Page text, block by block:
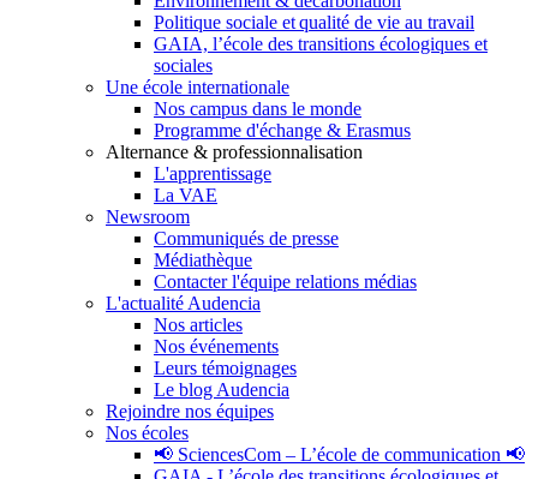
Politique sociale et qualité de vie au travail
GAIA, l’école des transitions écologiques et
sociales
Une école internationale
Nos campus dans le monde
Programme d'échange & Erasmus
Alternance & professionnalisation
L'apprentissage
La VAE
Newsroom
Communiqués de presse
Médiathèque
Contacter l'équipe relations médias
L'actualité Audencia
Nos articles
Nos événements
Leurs témoignages
Le blog Audencia
Rejoindre nos équipes
Nos écoles
📢 SciencesCom – L’école de communication 📢